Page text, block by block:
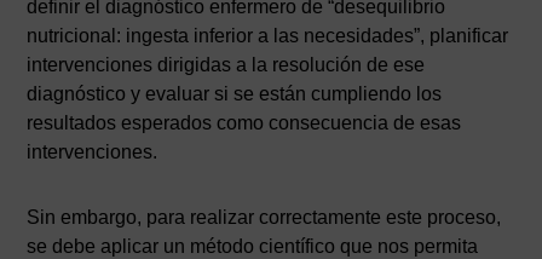
definir el diagnóstico enfermero de “desequilibrio
nutricional: ingesta inferior a las necesidades”, planificar
intervenciones dirigidas a la resolución de ese
diagnóstico y evaluar si se están cumpliendo los
resultados esperados como consecuencia de esas
intervenciones.
Sin embargo, para realizar correctamente este proceso,
se debe aplicar un método científico que nos permita